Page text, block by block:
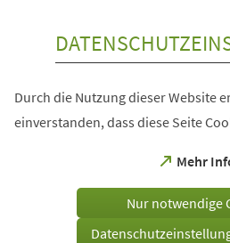
Durch die Nutzung dieser Website
einverstanden, dass diese Seite
Mehr
(Öffnet
einem
Tab)
Nur notwendige